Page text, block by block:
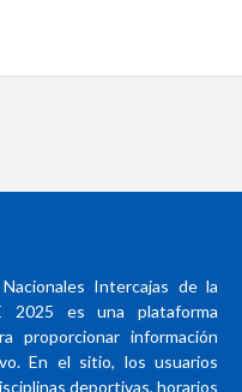
Intercajas de la
2025 es una plataforma
proporcionar información
En el sitio, los usuarios
deportivas, horarios